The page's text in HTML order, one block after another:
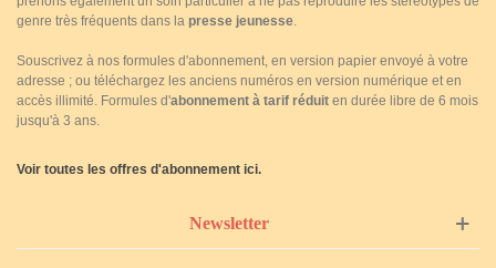
genre très fréquents dans la presse jeunesse.
Souscrivez à nos formules d'abonnement, en version papier envoyé à votre
adresse ; ou téléchargez les anciens numéros en version numérique et en
accès illimité. Formules d'abonnement à tarif réduit en durée libre de 6 mois
jusqu'à 3 ans.
Voir toutes les offres d'abonnement ici.
Newsletter